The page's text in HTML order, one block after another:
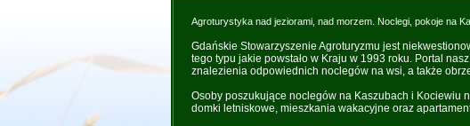
Agroturystyka nad jeziorami, nad morzem. Noclegi, pokoje na
Gdańskie Stowarzyszenie Agroturyzmu jest
tego typu jakie powstało w Kraju w 1993 roku. Portal
znalezienia odpowiednich noclegów na wsi, a także
Osoby poszukujące noclegów na Kaszubach i Kociewiu
domki letniskowe, mieszkania wakacyjne oraz